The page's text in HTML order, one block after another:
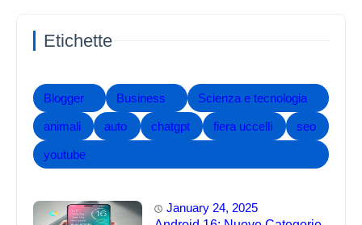
Etichette
Blogger Business Scienza e tecnologia
animali auto chatgpt fiera uccelli seo
youtube
January 24, 2025